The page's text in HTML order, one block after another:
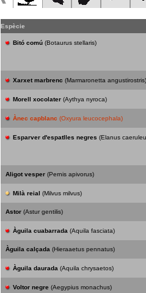
Espècie
Bitó comú (Botaurus stellaris)
Xarxet marbrenc (Marmaronetta
Morell xocolater (Aythya nyroca)
Ànec capblanc (Oxyura leucocephala)
Esparver d'espatlles negres (Elanus
Aligot vesper (Pernis apivorus)
Milà reial (Milvus milvus)
Astor (Astur gentilis)
Àguila cuabarrada (Aquila fasciata)
Àguila calçada (Hieraaetus pennatus)
Àguila daurada (Aquila chrysaetos)
Voltor negre (Aegypius monachus)